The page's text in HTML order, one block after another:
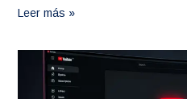
Leer más »